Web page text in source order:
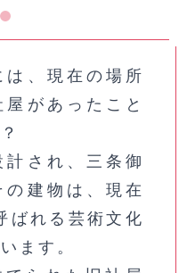
、現在の場所
があったこと
され、三条御
建物は、現在
ばれる芸術文化
ます。